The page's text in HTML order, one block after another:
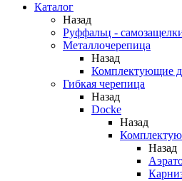
Каталог
Назад
Руффальц -
Металлочерепица
Назад
Комплектующие
Гибкая черепица
Назад
Docke
Назад
Назад